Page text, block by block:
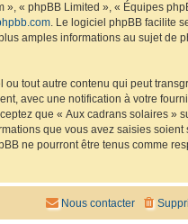
« phpBB Limited », « Équipes
. Le logiciel phpBB facilite
amples informations au sujet de
tout autre contenu qui peut
avec une notification à votre
que « Aux cadrans solaires »
que vous avez saisies
ne pourront être tenus comme
Nous contacter